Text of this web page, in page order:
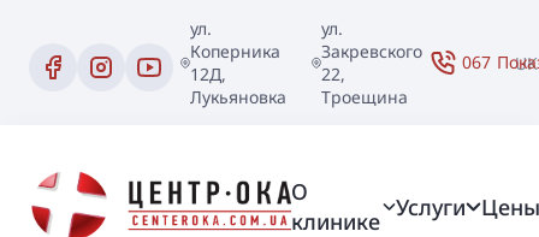
ул.
Коперника
12Д,
Лукьяновка
ул.
Закревского
22,
Троещина
067 UK
О
клинике
Услуги Цены